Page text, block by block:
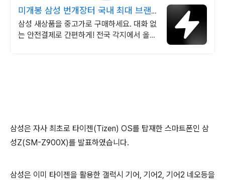
미개봉 삼성 번개장터 국내 최대 브랜
드 중고거래
삼성 새상품을 중고가로 구매하세요. 대화 없
는 안전결제로 간편하게! 전국 각지에서 올라
삼성은 자사 최초로 타이젠(Tizen) OS를 탑재한 스마트폰인 삼
성Z(SM-Z900X)를 발표하였습니다.
삼성은 이미 타이젠을 활용한 갤럭시 기어, 기어2, 기어2 네오등을